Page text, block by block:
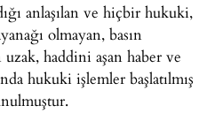
anlaşılan ve hiçbir hukuki,
olmayan, basın
haddini aşan haber ve
hukuki işlemler başlatılmış